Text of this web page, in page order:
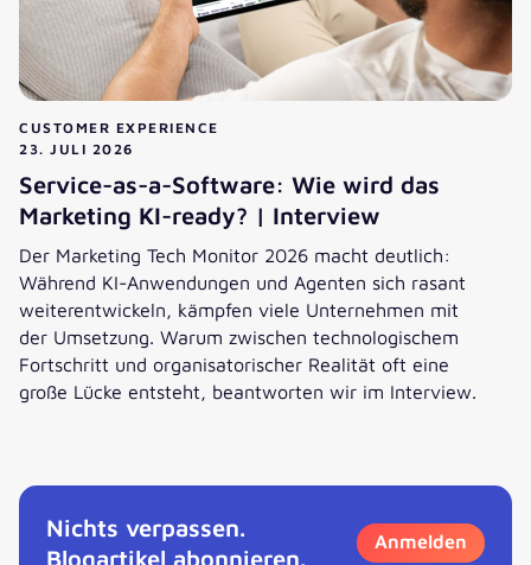
CUSTOMER EXPERIENCE
23. JULI 2026
Service-as-a-Software: Wie wird das
Marketing KI-ready? | Interview
Der Marketing Tech Monitor 2026 macht deutlich:
Während KI-Anwendungen und Agenten sich rasant
weiterentwickeln, kämpfen viele Unternehmen mit
der Umsetzung. Warum zwischen technologischem
Fortschritt und organisatorischer Realität oft eine
große Lücke entsteht, beantworten wir im Interview.
Nichts verpassen.
Blogartikel abonnieren.
Anmelden